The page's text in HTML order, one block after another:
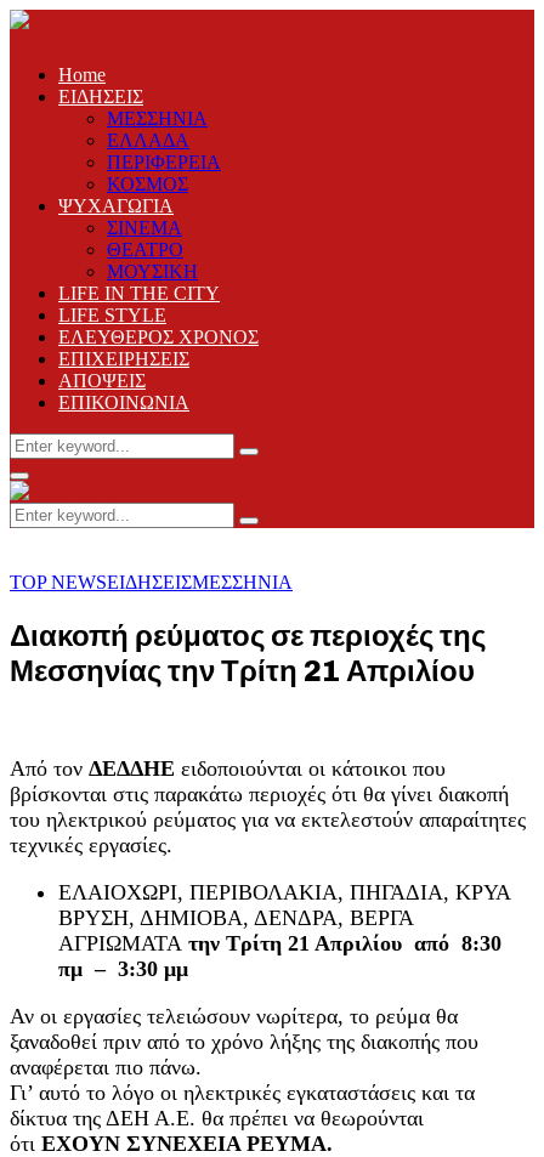
Home
ΕΙΔΗΣΕΙΣ
ΜΕΣΣΗΝΙΑ
ΕΛΛΑΔΑ
ΠΕΡΙΦΕΡΕΙΑ
ΚΟΣΜΟΣ
ΨΥΧΑΓΩΓΙΑ
ΣΙΝΕΜΑ
ΘΕΑΤΡΟ
ΜΟΥΣΙΚΗ
LIFE IN THE CITY
LIFE STYLE
ΕΛΕΥΘΕΡΟΣ ΧΡΟΝΟΣ
ΕΠΙΧΕΙΡΗΣΕΙΣ
ΑΠΟΨΕΙΣ
ΕΠΙΚΟΙΝΩΝΙΑ
Search
for:
Search
Primary
Menu
Search
for:
Search
TOP NEWSΕΙΔΗΣΕΙΣΜΕΣΣΗΝΙΑ
Διακοπή ρεύματος σε περιοχές της
Μεσσηνίας την Τρίτη 21 Απριλίου
Από τον ΔΕΔΔΗΕ ειδοποιούνται οι κάτοικοι που
βρίσκονται στις παρακάτω περιοχές ότι θα γίνει διακοπή
του ηλεκτρικού ρεύματος για να εκτελεστούν απαραίτητες
τεχνικές εργασίες.
ΕΛΑΙΟΧΩΡΙ, ΠΕΡΙΒΟΛΑΚΙΑ, ΠΗΓΑΔΙΑ, ΚΡΥΑ
ΒΡΥΣΗ, ΔΗΜΙΟΒΑ, ΔΕΝΔΡΑ, ΒΕΡΓΑ
ΑΓΡΙΩΜΑΤΑ την Τρίτη 21 Απριλίου από 8:30
πμ – 3:30 μμ
Αν οι εργασίες τελειώσουν νωρίτερα, το ρεύμα θα
ξαναδοθεί πριν από το χρόνο λήξης της διακοπής που
αναφέρεται πιο πάνω.
Γι’ αυτό το λόγο οι ηλεκτρικές εγκαταστάσεις και τα
δίκτυα της ΔΕΗ Α.Ε. θα πρέπει να θεωρούνται
ότι ΕΧΟΥΝ ΣΥΝΕΧΕΙΑ ΡΕΥΜΑ.